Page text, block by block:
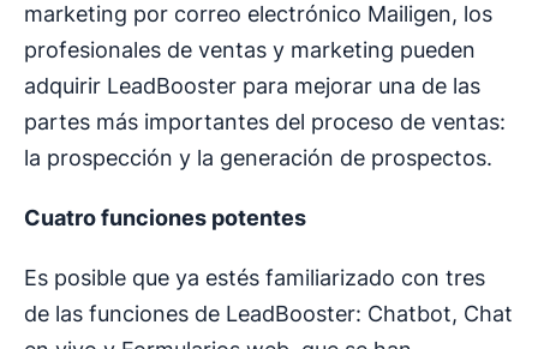
marketing por correo electrónico Mailigen, los
profesionales de ventas y marketing pueden
adquirir LeadBooster para mejorar una de las
partes más importantes del proceso de ventas:
la prospección y la generación de prospectos.
Cuatro funciones potentes
Es posible que ya estés familiarizado con tres
de las funciones de LeadBooster: Chatbot, Chat